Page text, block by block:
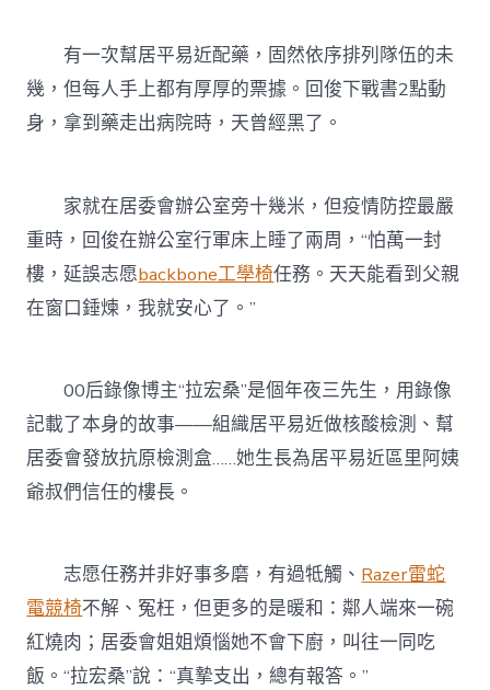
有一次幫居平易近配藥，固然依序排列隊伍的未
幾，但每人手上都有厚厚的票據。回俊下戰書2點動
身，拿到藥走出病院時，天曾經黑了。
家就在居委會辦公室旁十幾米，但疫情防控最嚴
重時，回俊在辦公室行軍床上睡了兩周，“怕萬一封
樓，延誤志愿backbone工學椅任務。天天能看到父親
在窗口錘煉，我就安心了。”
00后錄像博主“拉宏桑”是個年夜三先生，用錄像
記載了本身的故事——組織居平易近做核酸檢測、幫
居委會發放抗原檢測盒……她生長為居平易近區里阿姨
爺叔們信任的樓長。
志愿任務并非好事多磨，有過牴觸、 Razer雷蛇
電競椅不解、冤枉，但更多的是暖和：鄰人端來一碗
紅燒肉；居委會姐姐煩惱她不會下廚，叫往一同吃
飯。“拉宏桑”說：“真摯支出，總有報答。”